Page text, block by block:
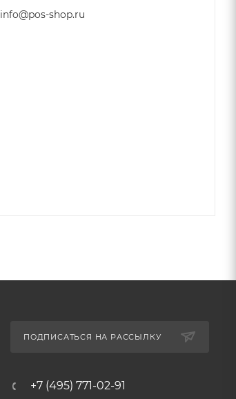
info@pos-shop.ru
ПОДПИСАТЬСЯ НА РАССЫЛКУ
+7 (495) 771-02-91